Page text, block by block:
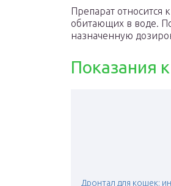
Препарат относится
обитающих в воде.
назначенную
Показания
Дронтал для кошек: